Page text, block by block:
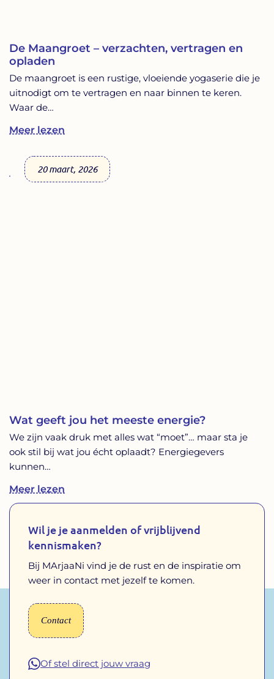
De Maangroet – verzachten, vertragen en
opladen
De maangroet is een rustige, vloeiende yogaserie die je
uitnodigt om te vertragen en naar binnen te keren.
Waar de…
Meer lezen
20 maart, 2026
Wat geeft jou het meeste energie?
We zijn vaak druk met alles wat “moet”… maar sta je
ook stil bij wat jou écht oplaadt? Energiegevers
kunnen…
Meer lezen
Wil je je aanmelden of vrijblijvend
kennismaken?
Bij MArjaaNi vind je de rust en de inspiratie om
weer in contact met jezelf te komen.
Contact
Of stel direct jouw vraag